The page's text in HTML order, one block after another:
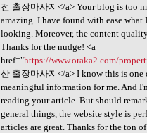
전 출장마사지</a> Your blog is too
amazing. I have found with ease what
looking. Moreover, the content quality
Thanks for the nudge! <a
href="https://www.oraka2.com/
산 출장마사지</a> I know this is one
meaningful information for me. And
reading your article. But should
general things, the website style is
articles are great. Thanks for the ton